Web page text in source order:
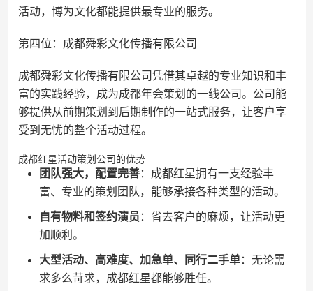
活动，博为文化都能提供最专业的服务。
第四位：成都舜彩文化传播有限公司
成都舜彩文化传播有限公司凭借其卓越的专业知识和丰
富的实践经验，成为成都年会策划的一线公司。公司能
够提供从前期策划到后期制作的一站式服务，让客户享
受到无忧的整个活动过程。
成都红星活动策划公司的优势
团队强大，配置完善：成都红星拥有一支经验丰
富、专业的策划团队，能够承接各种类型的活动。
自有物料和签约演员 ：省去客户的麻烦，让活动更
加顺利。
大型活动、高难度、加急单、同行二手单：无论需
求多么苛求，成都红星都能够胜任。